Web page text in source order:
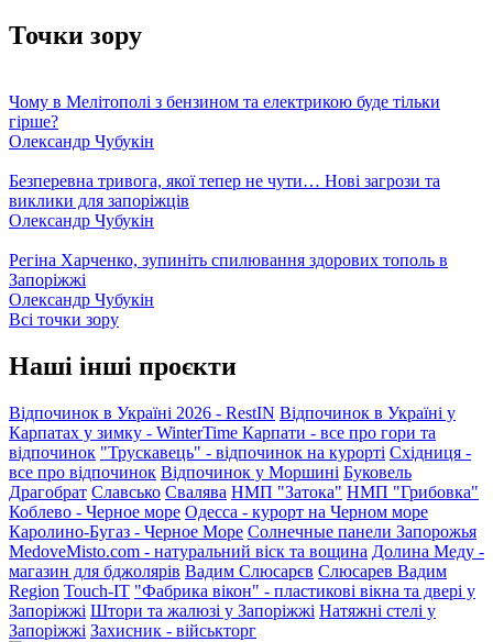
Точки зору
Чому в Мелітополі з бензином та електрикою буде тільки
гірше?
Олександр Чубукін
Безперевна тривога, якої тепер не чути… Нові загрози та
виклики для запоріжців
Олександр Чубукін
Регіна Харченко, зупиніть спилювання здорових тополь в
Запоріжжі
Олександр Чубукін
Всі точки зору
Наші інші проєкти
Відпочинок в Україні 2026 - RestIN Відпочинок в Україні у
Карпатах у зимку - WinterTime Карпати - все про гори та
відпочинок "Трускавець" - відпочинок на курорті Східниця -
все про відпочинок Відпочинок у Моршині Буковель
Драгобрат Славсько Свалява НМП "Затока" НМП "Грибовка"
Коблево - Черное море Одесса - курорт на Черном море
Каролино-Бугаз - Черное Море Солнечные панели Запорожья
MedoveMisto.com - натуральний віск та вощина Долина Меду -
магазин для бджолярів Вадим Слюсарєв Слюсарев Вадим
Region Touch-IT "Фабрика вікон" - пластикові вікна та двері у
Запоріжжі Штори та жалюзі у Запоріжжі Натяжні стелі у
Запоріжжі Захисник - військторг